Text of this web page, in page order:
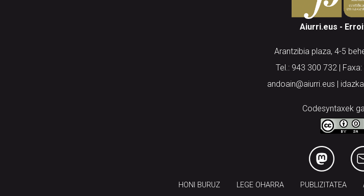
Aiurri.eus -
Arantzibia plaza, 4-5
Tel.: 943 300 732 |
andoain@aiurri.eus |
Codesyntaxek
HONI BURUZ LEGE OHARRA PUBLIZITATEA